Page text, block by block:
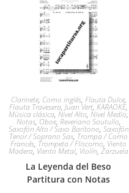
Clarinete, Corno inglés, Flauta Dulce,
Flauta Travesera, Juan Vert, KARAOKE,
Música clásica, Nivel Alto, Nivel Medio,
Notas, Oboe, Reveriano Soutullo,
Saxofón Alto / Saxo Barítono, Saxofón
Tenor / Soprano Sax, Trompa / Corno
Francés, Trompeta / Fliscorno, Viento
Madera, Viento Metal, Violín, Zarzuela
La Leyenda del Beso
Partitura con Notas